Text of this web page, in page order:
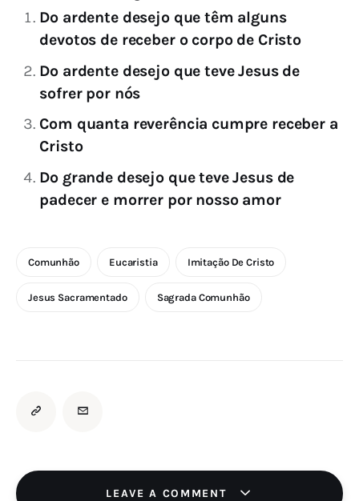
Do ardente desejo que têm alguns
devotos de receber o corpo de Cristo
Do ardente desejo que teve Jesus de
sofrer por nós
Com quanta reverência cumpre receber a
Cristo
Do grande desejo que teve Jesus de
padecer e morrer por nosso amor
Comunhão Eucaristia Imitação De Cristo
Jesus Sacramentado Sagrada Comunhão
LEAVE A COMMENT